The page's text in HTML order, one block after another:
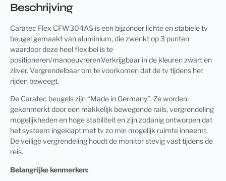
Beschrijving
Caratec Flex CFW304AS is een bijzonder lichte en stabiele tv
beugel gemaakt van aluminium, die zwenkt op 3 punten
waardoor deze heel flexibel is te
positioneren/manoeuvreren.Verkrijgbaar in de kleuren zwart en
zilver. Vergrendelbaar om te voorkomen dat de tv tijdens het
rijden beweegt.
De Caratec beugels zijn “Made in Germany”. Ze worden
gekenmerkt door een makkelijk bewegende rails, vergrendeling
mogelijkheden en hoge stabiliteit en zijn zodanig ontworpen dat
het systeem ingeklapt met tv zo min mogelijk ruimte inneemt.
De veilige vergrendeling houdt de monitor stevig vast tijdens de
reis.
Belangrijke kenmerken: